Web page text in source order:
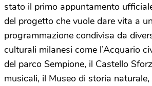
stato il primo appuntamento
del progetto che vuole dare vita a
programmazione condivisa da
culturali milanesi come l’Acquario
del parco Sempione, il Castello
musicali, il Museo di storia